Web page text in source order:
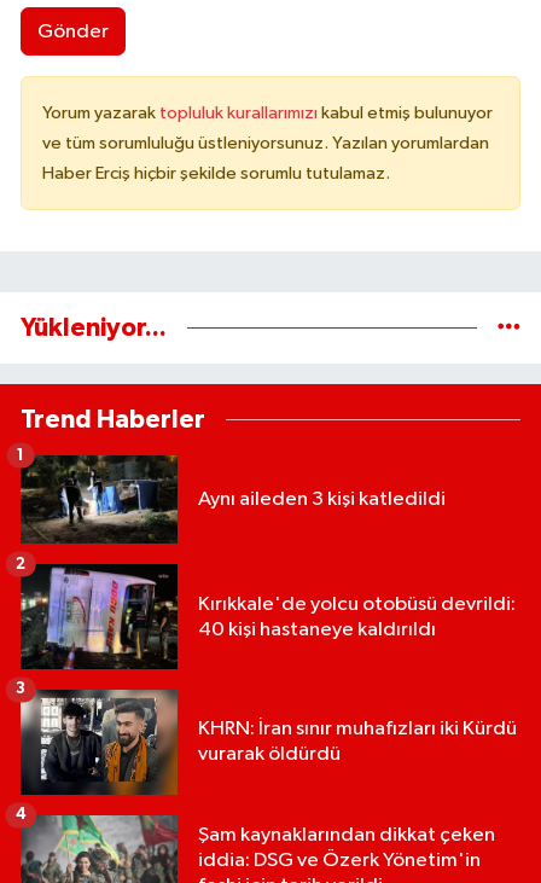
Gönder
Yorum yazarak topluluk kurallarımızı kabul etmiş bulunuyor
ve tüm sorumluluğu üstleniyorsunuz. Yazılan yorumlardan
Haber Erciş hiçbir şekilde sorumlu tutulamaz.
Yükleniyor...
Trend Haberler
Aynı aileden 3 kişi katledildi
1
Kırıkkale'de yolcu otobüsü devrildi:
40 kişi hastaneye kaldırıldı
2
KHRN: İran sınır muhafızları iki Kürdü
vurarak öldürdü
3
Şam kaynaklarından dikkat çeken
iddia: DSG ve Özerk Yönetim'in
4